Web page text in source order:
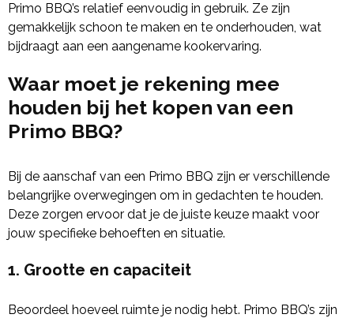
Primo BBQ’s relatief eenvoudig in gebruik. Ze zijn
gemakkelijk schoon te maken en te onderhouden, wat
bijdraagt aan een aangename kookervaring.
Waar moet je rekening mee
houden bij het kopen van een
Primo BBQ?
Bij de aanschaf van een Primo BBQ zijn er verschillende
belangrijke overwegingen om in gedachten te houden.
Deze zorgen ervoor dat je de juiste keuze maakt voor
jouw specifieke behoeften en situatie.
1. Grootte en capaciteit
Beoordeel hoeveel ruimte je nodig hebt. Primo BBQ’s zijn